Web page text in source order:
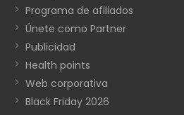
Programa de afiliados
Únete como Partner
Publicidad
Health points
Web corporativa
Black Friday 2026